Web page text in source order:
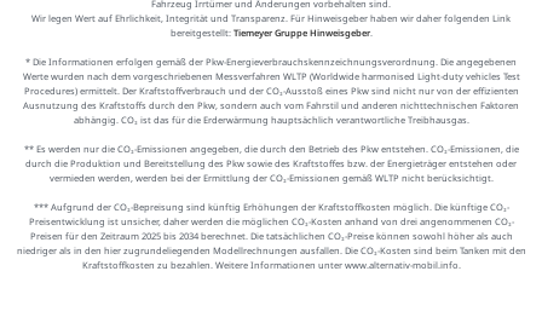
Fahrzeug Irrtümer und Änderungen vorbehalten sind.
Wir legen Wert auf Ehrlichkeit, Integrität und Transparenz. Für Hinweisgeber haben wir daher folgenden Link
bereitgestellt: Tiemeyer Gruppe Hinweisgeber.
* Die Informationen erfolgen gemäß der Pkw-Energieverbrauchskennzeichnungsverordnung. Die angegebenen
Werte wurden nach dem vorgeschriebenen Messverfahren WLTP (Worldwide harmonised Light-duty vehicles Test
Procedures) ermittelt. Der Kraftstoffverbrauch und der CO₂-Ausstoß eines Pkw sind nicht nur von der effizienten
Ausnutzung des Kraftstoffs durch den Pkw, sondern auch vom Fahrstil und anderen nichttechnischen Faktoren
abhängig. CO₂ ist das für die Erderwärmung hauptsächlich verantwortliche Treibhausgas.
** Es werden nur die CO₂-Emissionen angegeben, die durch den Betrieb des Pkw entstehen. CO₂-Emissionen, die
durch die Produktion und Bereitstellung des Pkw sowie des Kraftstoffes bzw. der Energieträger entstehen oder
vermieden werden, werden bei der Ermittlung der CO₂-Emissionen gemäß WLTP nicht berücksichtigt.
*** Aufgrund der CO₂-Bepreisung sind künftig Erhöhungen der Kraftstoffkosten möglich. Die künftige CO₂-
Preisentwicklung ist unsicher, daher werden die möglichen CO₂-Kosten anhand von drei angenommenen CO₂-
Preisen für den Zeitraum 2025 bis 2034 berechnet. Die tatsächlichen CO₂-Preise können sowohl höher als auch
niedriger als in den hier zugrundeliegenden Modellrechnungen ausfallen. Die CO₂-Kosten sind beim Tanken mit den
Kraftstoffkosten zu bezahlen. Weitere Informationen unter www.alternativ-mobil.info.